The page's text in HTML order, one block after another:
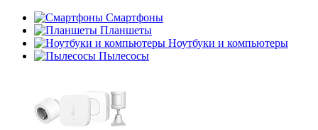
Смартфоны
Планшеты
Ноутбуки и компьютеры
Пылесосы
недели
plait.ru